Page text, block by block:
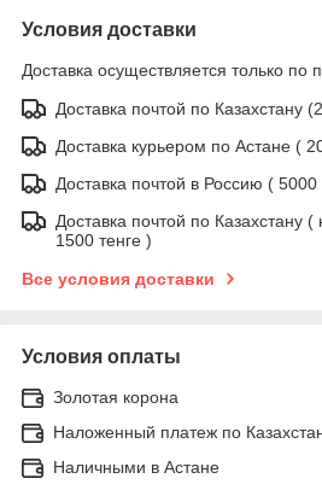
Условия доставки
Доставка осуществляется только по
Доставка почтой по Казахстану
Доставка курьером по Астане (
Доставка почтой в Россию ( 5000
Доставка почтой по Казахстану
1500 тенге )
Все условия доставки
Условия оплаты
Золотая корона
Наложенный платеж по
Наличными в Астане